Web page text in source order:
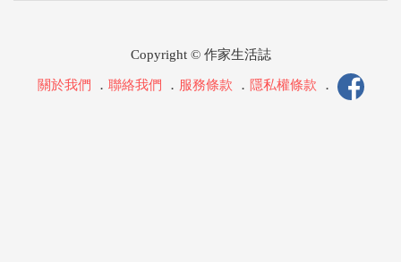
Copyright © 作家生活誌
關於我們 ． 聯絡我們 ． 服務條款 ． 隱私權條款 ．